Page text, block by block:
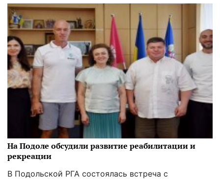
На Подоле обсудили развитие реабилитации и
рекреации
В Подольской РГА состоялась встреча с